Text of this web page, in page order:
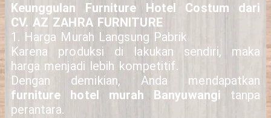
Keunggulan Furniture Hotel Costum dari
CV. AZ ZAHRA FURNITURE
1. Harga Murah Langsung Pabrik
Karena produksi di lakukan sendiri, maka
harga menjadi lebih kompetitif.
Dengan demikian, Anda mendapatkan
furniture hotel murah Banyuwangi tanpa
perantara.